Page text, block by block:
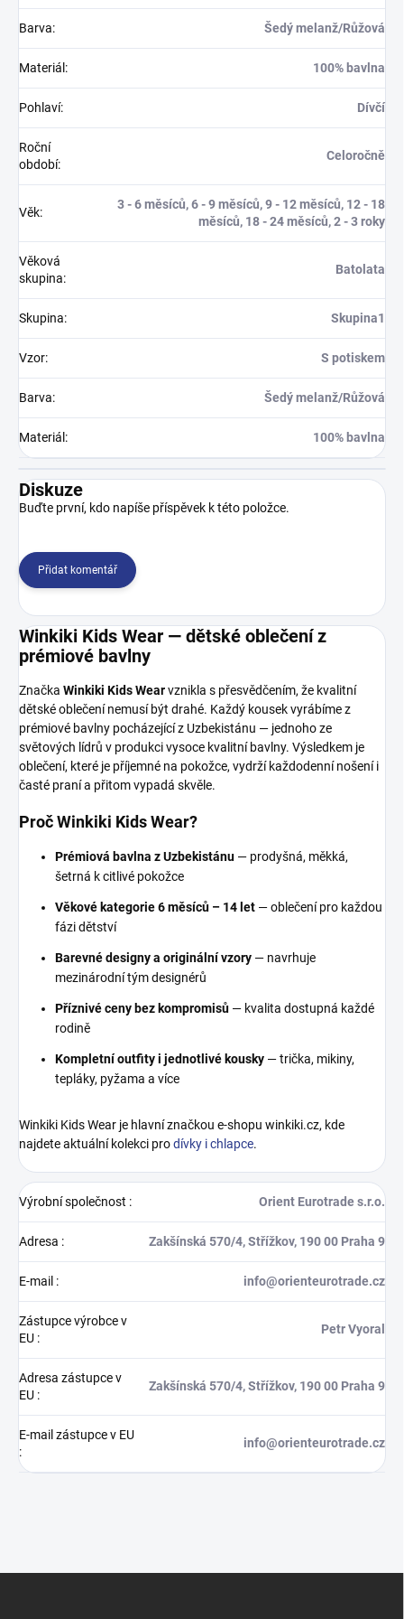
Barva: Šedý melanž/Růžová
Materiál : 100% bavlna
Pohlaví: Dívčí
Roční
období:
Celoročně
Věk:
3 - 6 měsíců, 6 - 9 měsíců, 9 - 12 měsíců, 12 - 18
měsíců, 18 - 24 měsíců, 2 - 3 roky
Věková
skupina:
Batolata
Skupina: Skupina1
Vzor: S potiskem
Barva: Šedý melanž/Růžová
Materiál : 100% bavlna
Diskuze
Buďte první, kdo napíše příspěvek k této položce.
Přidat komentář
Winkiki Kids Wear — dětské oblečení z
prémiové bavlny
Značka Winkiki Kids Wearvznikla s přesvědčením, že kvalitní
dětské oblečení nemusí být drahé. Každý kousek vyrábíme z
prémiové bavlny pocházející z Uzbekistánu — jednoho ze
světových lídrů v produkci vysoce kvalitní bavlny. Výsledkem je
oblečení, které je příjemné na pokožce, vydrží každodenní nošení i
časté praní a přitom vypadá skvěle.
Proč Winkiki Kids Wear?
Prémiová bavlna z Uzbekistánu — prodyšná, měkká,
šetrná k citlivé pokožce
Věkové kategorie 6 měsíců – 14 let — oblečení pro každou
fázi dětství
Barevné designy a originální vzory — navrhuje
mezinárodní tým designérů
Příznivé ceny bez kompromisů — kvalita dostupná každé
rodině
Kompletní outfity i jednotlivé kousky — trička, mikiny,
tepláky, pyžama a více
Winkiki Kids Wear je hlavní značkou e-shopu winkiki.cz, kde
najdete aktuální kolekci prodívky i chlapce.
Výrobní společnost : Orient Eurotrade s.r.o.
Adresa : Zakšínská 570/4, Střížkov, 190 00 Praha 9
E-mail : info@orienteurotrade.cz
Zástupce výrobce v
EU :
Petr Vyoral
Adresa zástupce v
EU :
Zakšínská 570/4, Střížkov, 190 00 Praha 9
E-mail zástupce v EU
:
info@orienteurotrade.cz